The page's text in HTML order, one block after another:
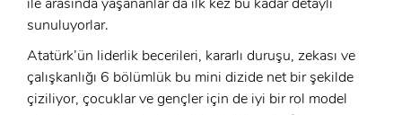
sunuluyorlar.
Atatürk’ün liderlik becerileri, kararlı duruşu, zekası ve
çalışkanlığı 6 bölümlük bu mini dizide net bir şekilde
çiziliyor, çocuklar ve gençler için de iyi bir rol model